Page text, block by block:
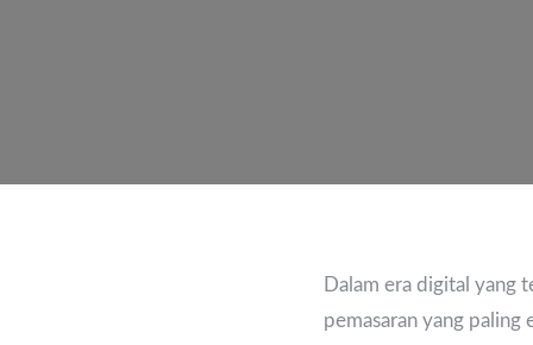
Dalam era digital yang
pemasaran yang